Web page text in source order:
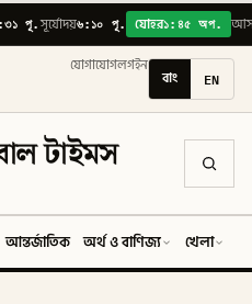
পূ.সূর্যোদয়৬:১০ পূ. যোহর১:৪৫ অপ.
যোগাযোগলগইন
বাং EN
টাইমস
আন্তর্জাতিক অর্থ ও বাণিজ্য খেলা